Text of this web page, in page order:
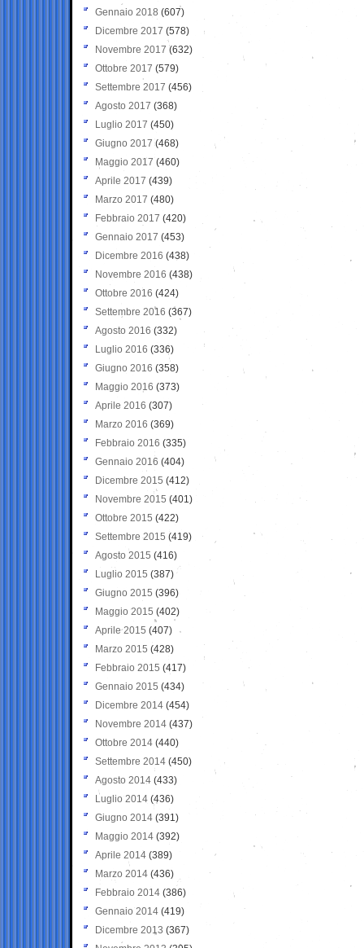
Gennaio 2018 (607)
Dicembre 2017 (578)
Novembre 2017 (632)
Ottobre 2017 (579)
Settembre 2017 (456)
Agosto 2017 (368)
Luglio 2017 (450)
Giugno 2017 (468)
Maggio 2017 (460)
Aprile 2017 (439)
Marzo 2017 (480)
Febbraio 2017 (420)
Gennaio 2017 (453)
Dicembre 2016 (438)
Novembre 2016 (438)
Ottobre 2016 (424)
Settembre 2016 (367)
Agosto 2016 (332)
Luglio 2016 (336)
Giugno 2016 (358)
Maggio 2016 (373)
Aprile 2016 (307)
Marzo 2016 (369)
Febbraio 2016 (335)
Gennaio 2016 (404)
Dicembre 2015 (412)
Novembre 2015 (401)
Ottobre 2015 (422)
Settembre 2015 (419)
Agosto 2015 (416)
Luglio 2015 (387)
Giugno 2015 (396)
Maggio 2015 (402)
Aprile 2015 (407)
Marzo 2015 (428)
Febbraio 2015 (417)
Gennaio 2015 (434)
Dicembre 2014 (454)
Novembre 2014 (437)
Ottobre 2014 (440)
Settembre 2014 (450)
Agosto 2014 (433)
Luglio 2014 (436)
Giugno 2014 (391)
Maggio 2014 (392)
Aprile 2014 (389)
Marzo 2014 (436)
Febbraio 2014 (386)
Gennaio 2014 (419)
Dicembre 2013 (367)